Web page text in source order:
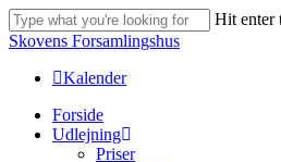
Skip
to
content
Hit enter
Close
Skovens Forsamlingshus
Kalender
Menu
Forside
Udlejning
Priser